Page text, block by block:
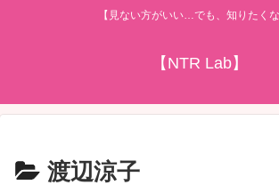
【見ない方がいい…でも、知りたくな
【NTR Lab】
渡辺涼子